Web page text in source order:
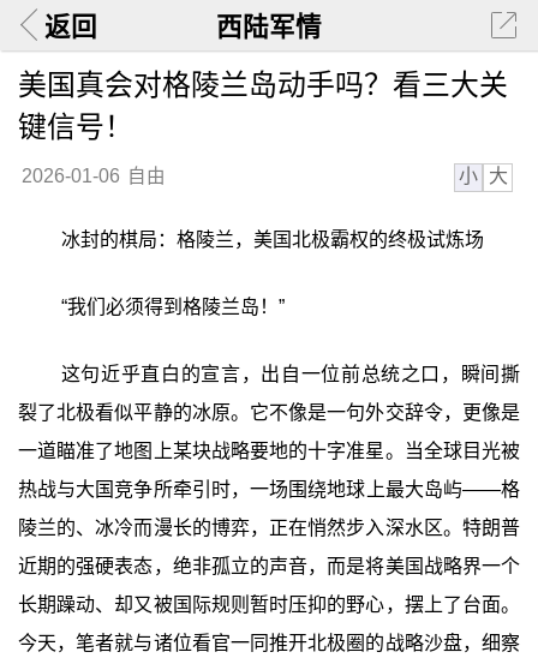
返回 西陆军情
美国真会对格陵兰岛动手吗？看三大关
键信号！
2026-01-06 自由 小 大
冰封的棋局：格陵兰，美国北极霸权的终极试炼场
“我们必须得到格陵兰岛！”
这句近乎直白的宣言，出自一位前总统之口，瞬间撕
裂了北极看似平静的冰原。它不像是一句外交辞令，更像是
一道瞄准了地图上某块战略要地的十字准星。当全球目光被
热战与大国竞争所牵引时，一场围绕地球上最大岛屿——格
陵兰的、冰冷而漫长的博弈，正在悄然步入深水区。特朗普
近期的强硬表态，绝非孤立的声音，而是将美国战略界一个
长期躁动、却又被国际规则暂时压抑的野心，摆上了台面。
今天，笔者就与诸位看官一同推开北极圈的战略沙盘，细察